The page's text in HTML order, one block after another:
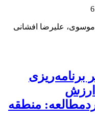
علیرضا افشانی
برنامه‌ریزی
ارزش
منطقه